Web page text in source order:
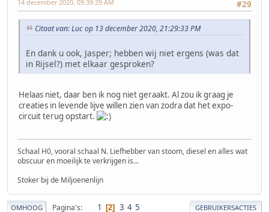
#29
14 december 2020, 09:39:29 AM
Citaat van: Luc op 13 december 2020, 21:29:33 PM
En dank u ook, Jasper; hebben wij niet ergens (was dat
in Rijsel?) met elkaar gesproken?
Helaas niet, daar ben ik nog niet geraakt. Al zou ik graag je
creaties in levende lijve willen zien van zodra dat het expo-
circuit terug opstart.
Schaal H0, vooral schaal N. Liefhebber van stoom, diesel en alles wat
obscuur en moeilijk te verkrijgen is...
Stoker bij de Miljoenenlijn
OMHOOG Pagina's 1 2 3 4 5 GEBRUIKERSACTIES